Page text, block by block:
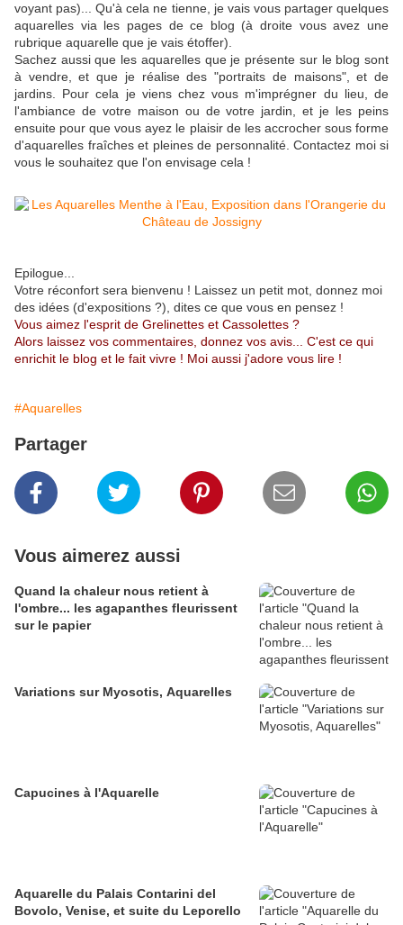
voyant pas)... Qu'à cela ne tienne, je vais vous partager quelques
aquarelles via les pages de ce blog (à droite vous avez une
rubrique aquarelle que je vais étoffer).
Sachez aussi que les aquarelles que je présente sur le blog sont
à vendre, et que je réalise des "portraits de maisons", et de
jardins. Pour cela je viens chez vous m'imprégner du lieu, de
l'ambiance de votre maison ou de votre jardin, et je les peins
ensuite pour que vous ayez le plaisir de les accrocher sous forme
d'aquarelles fraîches et pleines de personnalité. Contactez moi si
vous le souhaitez que l'on envisage cela !
Epilogue...
Votre réconfort sera bienvenu ! Laissez un petit mot, donnez moi
des idées (d'expositions ?), dites ce que vous en pensez !
Vous aimez l'esprit de Grelinettes et Cassolettes ?
Alors laissez vos commentaires, donnez vos avis... C'est ce qui
enrichit le blog et le fait vivre ! Moi aussi j'adore vous lire !
#Aquarelles
Partager
Vous aimerez aussi
Quand la chaleur nous retient à
l'ombre... les agapanthes fleurissent
sur le papier
Variations sur Myosotis, Aquarelles
Capucines à l'Aquarelle
Aquarelle du Palais Contarini del
Bovolo, Venise, et suite du Leporello